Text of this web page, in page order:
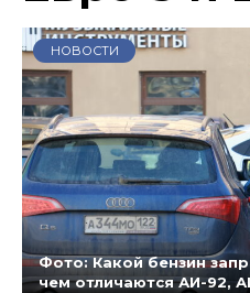
НОВОСТИ
Фото: Какой бензин
чем отличаются АИ-92,